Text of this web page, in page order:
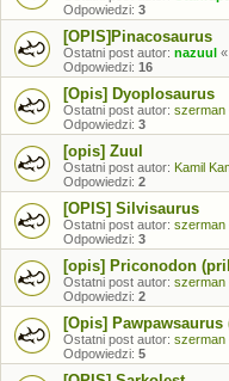
Odpowiedzi: 3
[OPIS]Pinacosaurus
Ostatni post autor: nazuul «
Odpowiedzi: 16
[Opis] Dyoplosaurus
Ostatni post autor: szerman
Odpowiedzi: 3
[opis] Zuul
Ostatni post autor: Kamil
Odpowiedzi: 2
[OPIS] Silvisaurus
Ostatni post autor: szerman
Odpowiedzi: 3
[opis] Priconodon
Ostatni post autor: szerman
Odpowiedzi: 2
[Opis] Pawpawsaurus
Ostatni post autor: szerman
Odpowiedzi: 5